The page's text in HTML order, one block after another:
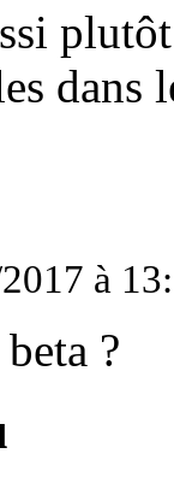
dans
à
?